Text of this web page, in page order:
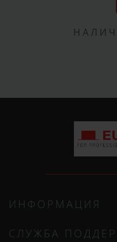
ИНФОРМАЦИЯ
СЛУЖБА